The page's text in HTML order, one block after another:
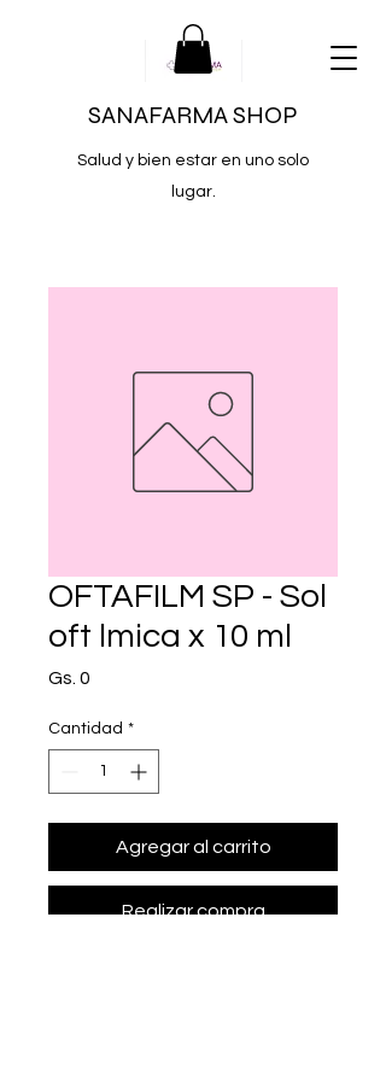
SANAFARMA SHOP
Salud y bien estar en uno solo
lugar.
OFTAFILM SP - Sol
oft lmica x 10 ml
Gs. 0
Cantidad *
Agregar al carrito
Realizar compra